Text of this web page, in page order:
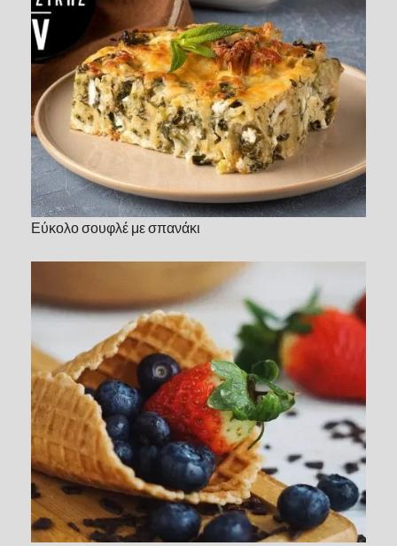
Εύκολο σουφλέ με σπανάκι